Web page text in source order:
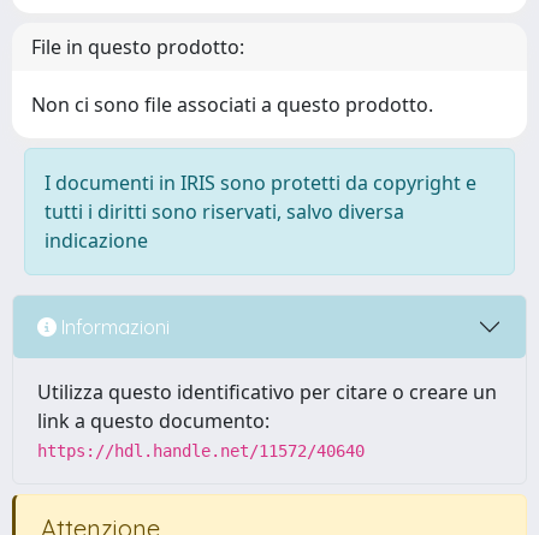
File in questo prodotto:
Non ci sono file associati a questo prodotto.
I documenti in IRIS sono protetti da copyright e
tutti i diritti sono riservati, salvo diversa
indicazione
Informazioni
Utilizza questo identificativo per citare o creare un
link a questo documento:
https://hdl.handle.net/11572/40640
Attenzione